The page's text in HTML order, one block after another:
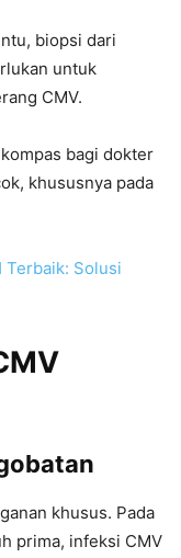
biopsi dari
untuk
CMV.
bagi dokter
khususnya pada
Terbaik: Solusi
khusus. Pada
prima, infeksi CMV